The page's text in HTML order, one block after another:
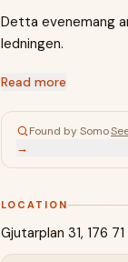
Detta evenemang
ledningen.
Read more
Found by Somo
→
LOCATION
Gjutarplan 31, 176 71